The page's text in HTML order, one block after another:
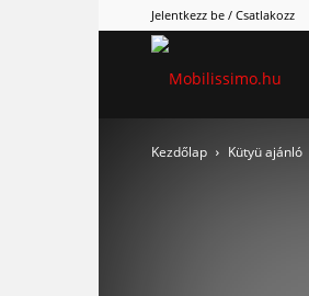
Jelentkezz be / Csatlakozz
Kezdőlap Kütyü ajánló